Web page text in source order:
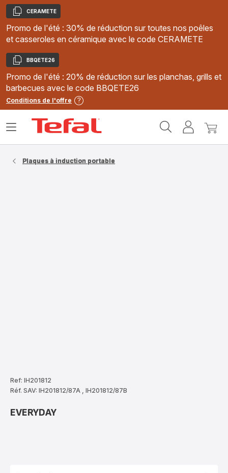
Copier
CERAMETE
Promo de l'été : 30% de réduction sur toutes nos poêles
et casseroles en céramique avec le code CERAMETE
Copier
BBQETE26
Promo de l'été : 20% de réduction sur les planchas, grills et
barbecues avec le code BBQETE26
Conditions de l'offre
MonMon
Ouvrir
Plaques à induction portable
Ref: IH201812
Réf. SAV: IH201812/87A
IH201812/87B
EVERYDAY